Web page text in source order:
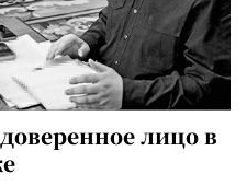
лицо в